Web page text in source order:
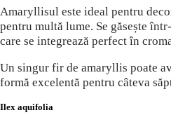
Amaryllisul este ideal pentru
pentru multă lume. Se găsește
care se integrează perfect în
Un singur fir de amaryllis poate
formă excelentă pentru câteva
Ilex aquifolia